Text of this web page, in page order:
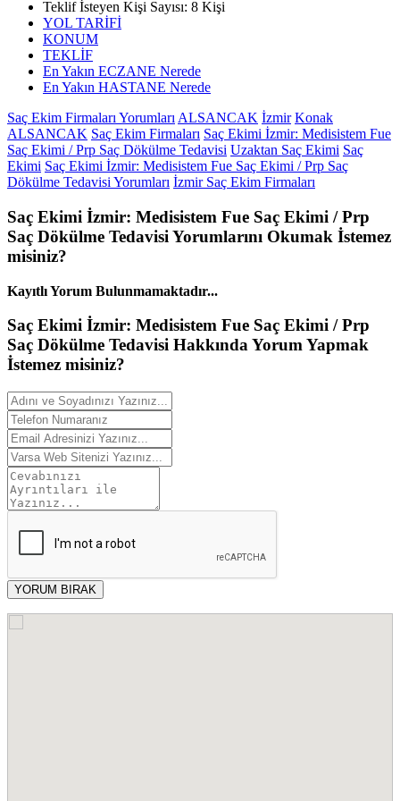
Teklif İsteyen Kişi Sayısı: 8 Kişi
YOL TARİFİ
KONUM
TEKLİF
En Yakın ECZANE Nerede
En Yakın HASTANE Nerede
Saç Ekim Firmaları Yorumları ALSANCAK İzmir Konak
ALSANCAK Saç Ekim Firmaları Saç Ekimi İzmir: Medisistem Fue
Saç Ekimi / Prp Saç Dökülme Tedavisi Uzaktan Saç Ekimi Saç
Ekimi Saç Ekimi İzmir: Medisistem Fue Saç Ekimi / Prp Saç
Dökülme Tedavisi Yorumları İzmir Saç Ekim Firmaları
Saç Ekimi İzmir: Medisistem Fue Saç Ekimi / Prp
Saç Dökülme Tedavisi Yorumlarını Okumak İstemez
misiniz?
Kayıtlı Yorum Bulunmamaktadır...
Saç Ekimi İzmir: Medisistem Fue Saç Ekimi / Prp
Saç Dökülme Tedavisi HakkındaYorumYapmak
İstemez misiniz?
YORUM BIRAK